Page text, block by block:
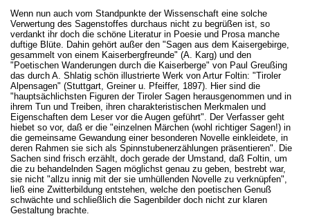
Wenn nun auch vom Standpunkte der Wissenschaft eine solche
Verwertung des Sagenstoffes durchaus nicht zu begrüßen ist, so
verdankt ihr doch die schöne Literatur in Poesie und Prosa manche
duftige Blüte. Dahin gehört außer den "Sagen aus dem Kaisergebirge,
gesammelt von einem Kaiserbergfreunde" (A. Karg) und den
"Poetischen Wanderungen durch die Kaiserberge" von Paul Greußing
das durch A. Shlatig schön illustrierte Werk von Artur Foltin: "Tiroler
Alpensagen" (Stuttgart, Greiner u. Pfeiffer, 1897). Hier sind die
"hauptsächlichsten Figuren der Tiroler Sagen herausgenommen und in
ihrem Tun und Treiben, ihren charakteristischen Merkmalen und
Eigenschaften dem Leser vor die Augen geführt". Der Verfasser geht
hiebet so vor, daß er die "einzelnen Märchen (wohl richtiger Sagen!) in
die gemeinsame Gewandung einer besonderen Novelle einkleidete, in
deren Rahmen sie sich als Spinnstubenerzählungen präsentieren". Die
Sachen sind frisch erzählt, doch gerade der Umstand, daß Foltin, um
die zu behandelnden Sagen möglichst genau zu geben, bestrebt war,
sie nicht "allzu innig mit der sie umhüllenden Novelle zu verknüpfen",
ließ eine Zwitterbildung entstehen, welche den poetischen Genuß
schwächte und schließlich die Sagenbilder doch nicht zur klaren
Gestaltung brachte.